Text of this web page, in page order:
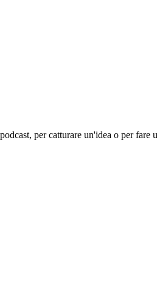
per catturare un'idea o per fare